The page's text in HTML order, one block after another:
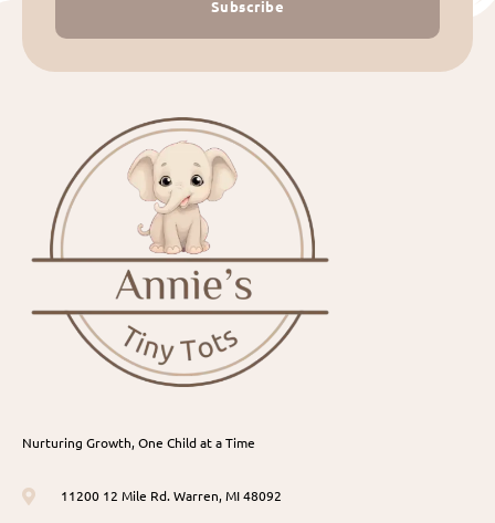
Subscribe
Nurturing Growth, One Child at a Time
11200 12 Mile Rd. Warren, MI 48092